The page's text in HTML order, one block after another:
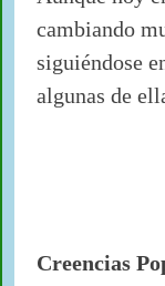
cambiando
siguiéndose
algunas de
Creencias